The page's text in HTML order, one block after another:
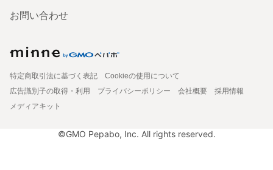
お問い合わせ
特定商取引法に基づく表記
Cookieの使用について
広告識別子の取得・利用
プライバシーポリシー 会社概要
採用情報
メディアキット
©GMO Pepabo, Inc. All rights reserved.